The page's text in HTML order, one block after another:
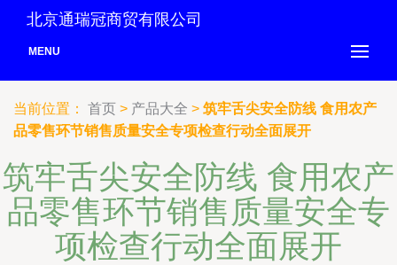
北京通瑞冠商贸有限公司
MENU
当前位置： 首页 > 产品大全 > 筑牢舌尖安全防线 食用农产
品零售环节销售质量安全专项检查行动全面展开
筑牢舌尖安全防线 食用农产
品零售环节销售质量安全专
项检查行动全面展开